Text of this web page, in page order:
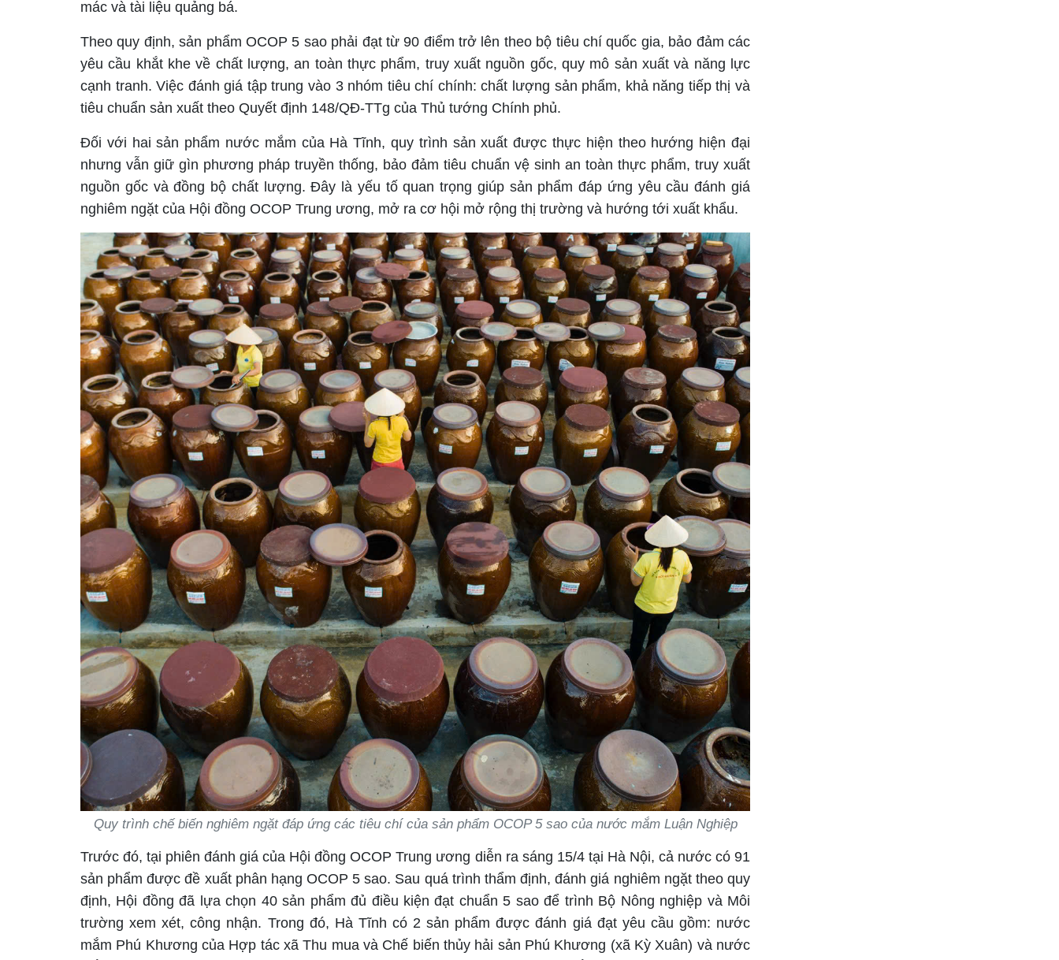
mác và tài liệu quảng bá.
Theo quy định, sản phẩm OCOP 5 sao phải đạt từ 90 điểm trở lên theo bộ tiêu chí quốc gia, bảo đảm các
yêu cầu khắt khe về chất lượng, an toàn thực phẩm, truy xuất nguồn gốc, quy mô sản xuất và năng lực
cạnh tranh. Việc đánh giá tập trung vào 3 nhóm tiêu chí chính: chất lượng sản phẩm, khả năng tiếp thị và
tiêu chuẩn sản xuất theo Quyết định 148/QĐ-TTg của Thủ tướng Chính phủ.
Đối với hai sản phẩm nước mắm của Hà Tĩnh, quy trình sản xuất được thực hiện theo hướng hiện đại
nhưng vẫn giữ gìn phương pháp truyền thống, bảo đảm tiêu chuẩn vệ sinh an toàn thực phẩm, truy xuất
nguồn gốc và đồng bộ chất lượng. Đây là yếu tố quan trọng giúp sản phẩm đáp ứng yêu cầu đánh giá
nghiêm ngặt của Hội đồng OCOP Trung ương, mở ra cơ hội mở rộng thị trường và hướng tới xuất khẩu.
Quy trình chế biến nghiêm ngặt đáp ứng các tiêu chí của sản phẩm OCOP 5 sao của nước mắm Luận Nghiệp
Trước đó, tại phiên đánh giá của Hội đồng OCOP Trung ương diễn ra sáng 15/4 tại Hà Nội, cả nước có 91
sản phẩm được đề xuất phân hạng OCOP 5 sao. Sau quá trình thẩm định, đánh giá nghiêm ngặt theo quy
định, Hội đồng đã lựa chọn 40 sản phẩm đủ điều kiện đạt chuẩn 5 sao để trình Bộ Nông nghiệp và Môi
trường xem xét, công nhận. Trong đó, Hà Tĩnh có 2 sản phẩm được đánh giá đạt yêu cầu gồm: nước
mắm Phú Khương của Hợp tác xã Thu mua và Chế biến thủy hải sản Phú Khương (xã Kỳ Xuân) và nước